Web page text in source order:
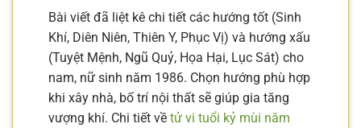
Bài viết đã liệt kê chi tiết các hướng tốt (Sinh
Khí, Diên Niên, Thiên Y, Phục Vị) và hướng xấu
(Tuyệt Mệnh, Ngũ Quỷ, Họa Hại, Lục Sát) cho
nam, nữ sinh năm 1986. Chọn hướng phù hợp
khi xây nhà, bố trí nội thất sẽ giúp gia tăng
vượng khí. Chi tiết về tử vi tuổi kỷ mùi năm